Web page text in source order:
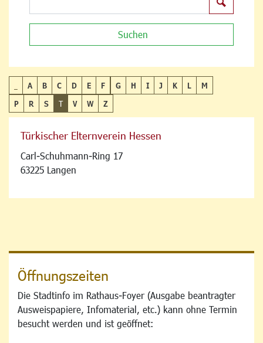
Suchen
A B C D E F G H I J K L
M
P
R S T V W Z
Türkischer Elternverein Hessen
Carl-Schuhmann-Ring 17
63225 Langen
Öffnungszeiten
Die Stadtinfo im Rathaus-Foyer (Ausgabe beantragter
Ausweispapiere, Infomaterial, etc.) kann ohne Termin
besucht werden und ist geöffnet: